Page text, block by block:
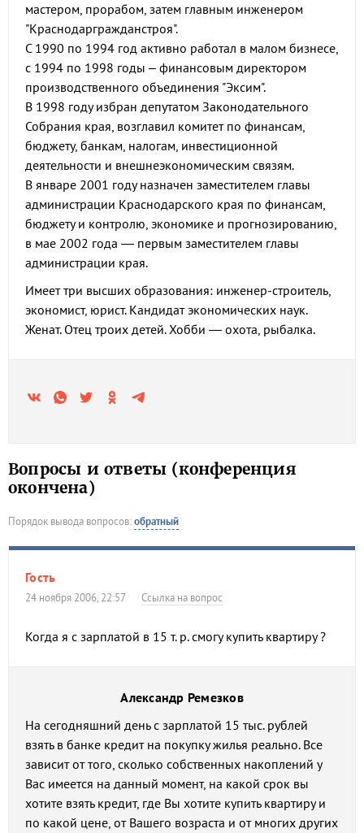
мастером, прорабом, затем главным инженером
"Краснодаргражданстроя".
С 1990 по 1994 год активно работал в малом бизнесе,
с 1994 по 1998 годы – финансовым директором
производственного объединения "Эксим".
В 1998 году избран депутатом Законодательного
Собрания края, возглавил комитет по финансам,
бюджету, банкам, налогам, инвестиционной
деятельности и внешнеэкономическим связям.
В январе 2001 году назначен заместителем главы
администрации Краснодарского края по финансам,
бюджету и контролю, экономике и прогнозированию,
в мае 2002 года — первым заместителем главы
администрации края.
Имеет три высших образования: инженер-строитель,
экономист, юрист. Кандидат экономических наук.
Женат. Отец троих детей. Хобби — охота, рыбалка.
Вопросы и ответы (конференция
окончена)
Порядок вывода вопросов:обратный
Гость
24 ноября 2006, 22:57 Ссылка на вопрос
Когда я с зарплатой в 15 т. р. смогу купить квартиру ?
Александр Ремезков
На сегодняшний день с зарплатой 15 тыс. рублей
взять в банке кредит на покупку жилья реально. Все
зависит от того, сколько собственных накоплений у
Вас имеется на данный момент, на какой срок вы
хотите взять кредит, где Вы хотите купить квартиру и
по какой цене, от Вашего возраста и от многих других